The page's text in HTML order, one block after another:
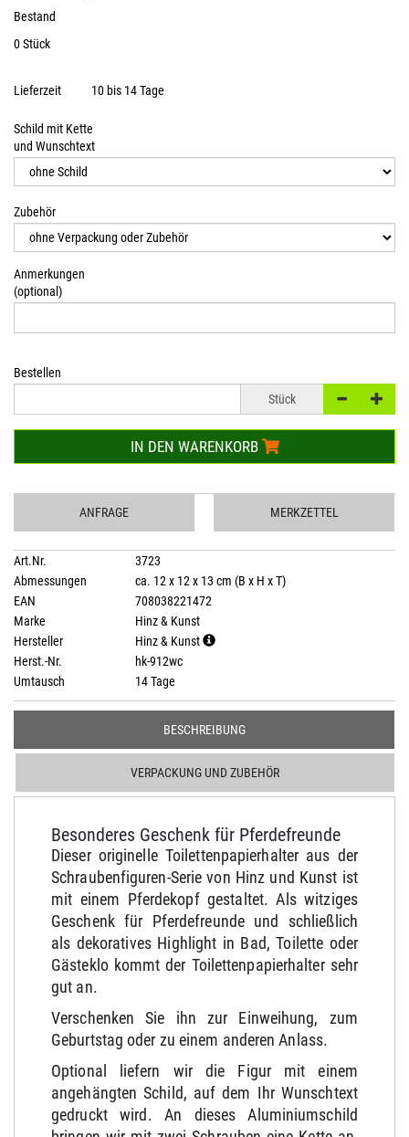
Bestand
0 Stück
Lieferzeit 10 bis 14 Tage
Schild mit Kette
und Wunschtext
Zubehör
Anmerkungen
(optional)
Bestellen
Stück
IN DEN WARENKORB
ANFRAGE MERKZETTEL
Art.Nr.
3723
Abmessungen
ca. 12 x 12 x 13 cm (B x H x T)
EAN
708038221472
Marke
Hinz & Kunst
Hersteller
Hinz & Kunst
Herst.-Nr.
hk-912wc
Umtausch
14 Tage
BESCHREIBUNG
VERPACKUNG UND ZUBEHÖR
Besonderes Geschenk für Pferdefreunde
Dieser originelle Toilettenpapierhalter aus der
Schraubenfiguren-Serie von Hinz und Kunst ist
mit einem Pferdekopf gestaltet. Als witziges
Geschenk für Pferdefreunde und schließlich
als dekoratives Highlight in Bad, Toilette oder
Gästeklo kommt der Toilettenpapierhalter sehr
gut an.
Verschenken Sie ihn zur Einweihung, zum
Geburtstag oder zu einem anderen Anlass.
Optional liefern wir die Figur mit einem
angehängten Schild, auf dem Ihr Wunschtext
gedruckt wird. An dieses Aluminiumschild